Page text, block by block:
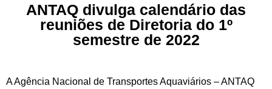
ANTAQ divulga calendário das
reuniões de Diretoria do 1º
semestre de 2022
A Agência Nacional de Transportes Aquaviários – ANTAQ